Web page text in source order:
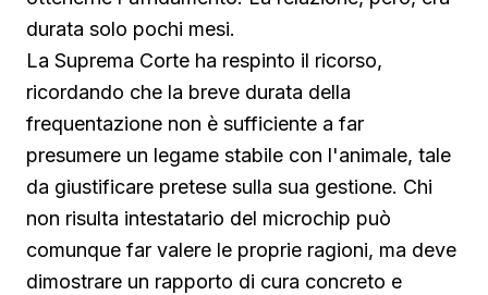
durata solo pochi mesi.
La Suprema Corte ha respinto il ricorso,
ricordando che la breve durata della
frequentazione non è sufficiente a far
presumere un legame stabile con l'animale, tale
da giustificare pretese sulla sua gestione. Chi
non risulta intestatario del microchip può
comunque far valere le proprie ragioni, ma deve
dimostrare un rapporto di cura concreto e